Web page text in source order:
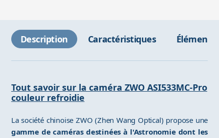
Description Caractéristiques Éléments
Tout savoir sur la caméra ZWO ASI533MC-Pro
couleur refroidie
La société chinoise ZWO (Zhen Wang Optical) propose une
gamme de caméras destinées à l'Astronomie dont les